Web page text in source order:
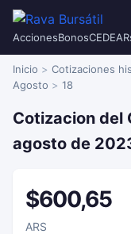
AccionesBonos
Inicio Cotizaciones
Agosto
18
Cotizacion del
agosto de
$600,65
ARS